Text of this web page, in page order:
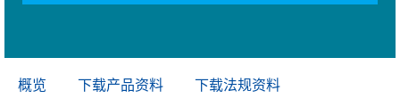
概览 下载产品资料 下载法规资料